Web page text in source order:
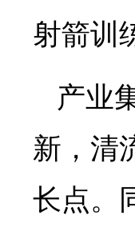
射箭训
产业
新，清
长点。